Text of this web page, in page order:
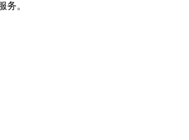
务。